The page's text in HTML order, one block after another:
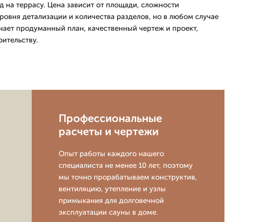
на террасу. Цена зависит от площади, сложности
детализации и количества разделов, но в любом случае
продуманный план, качественный чертеж и проект,
Профессиональные
расчеты и чертежи
Опыт работы каждого нашего
специалиста не менее 10 лет, поэтому
мы точно прорабатываем конструктив,
вентиляцию, утепление и узлы
примыкания для долговечной
эксплуатации сауны в доме.